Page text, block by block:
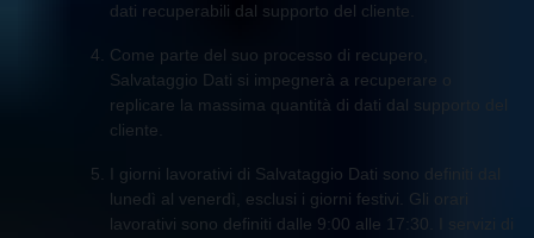
dati recuperabili dal supporto del cliente.
Come parte del suo processo di recupero,
Salvataggio Dati si impegnerà a recuperare o
replicare la massima quantità di dati dal supporto del
cliente.
I giorni lavorativi di Salvataggio Dati sono definiti dal
lunedì al venerdì, esclusi i giorni festivi. Gli orari
lavorativi sono definiti dalle 9:00 alle 17:30. I servizi di